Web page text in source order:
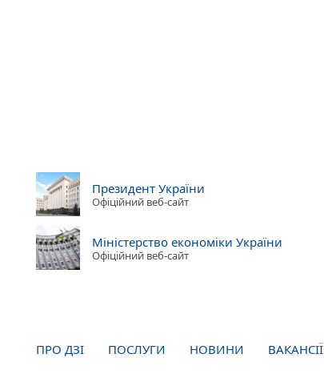
Президент України
Офіційний веб-сайт
Міністерство економіки України
Офіційний веб-сайт
ПРО ДЗІ ПОСЛУГИ НОВИНИ ВАКАНСІЇ